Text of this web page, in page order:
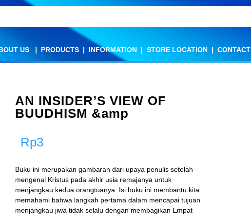
US | PRODUCTS | INFORMATION | STORE LOCATION | CONTACT
US | PRODUCTS | INFORMATION | STORE LOCATION | CONTACT
AN INSIDER’S VIEW OF
BUUDHISM &amp
Rp3
Buku ini merupakan gambaran dari upaya penulis setelah
mengenal Kristus pada akhir usia remajanya untuk
menjangkau kedua orangtuanya. Isi buku ini membantu kita
memahami bahwa langkah pertama dalam mencapai tujuan
menjangkau jiwa tidak selalu dengan membagikan Empat